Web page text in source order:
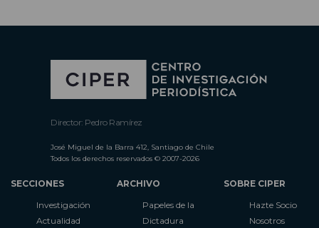
Director: Pedro Ramírez
José Miguel de la Barra 412, Santiago de Chile
Todos los derechos reservados © 2007-2026
SECCIONES
Investigación
Actualidad
ARCHIVO
Papeles de la
Dictadura
SOBRE CIPER
Hazte Socio
Nosotros